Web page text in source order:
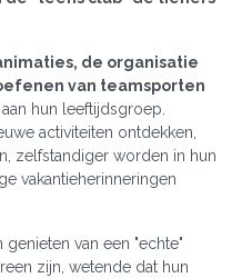
de organisatie
van teamsporten
hun leeftijdsgroep.
activiteiten ontdekken,
zelfstandiger worden in hun
vakantieherinneringen
van een "echte"
zijn, wetende dat hun